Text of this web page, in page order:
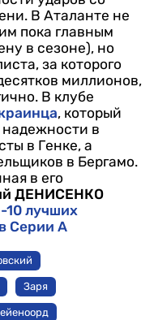
В Аталанте не
пока главным
в сезоне), но
за которого
миллионов,
В клубе
, который
в
в Генке, а
в Бергамо.
в его
ДЕНИСЕНКО
10 лучших
Серии А
Заря